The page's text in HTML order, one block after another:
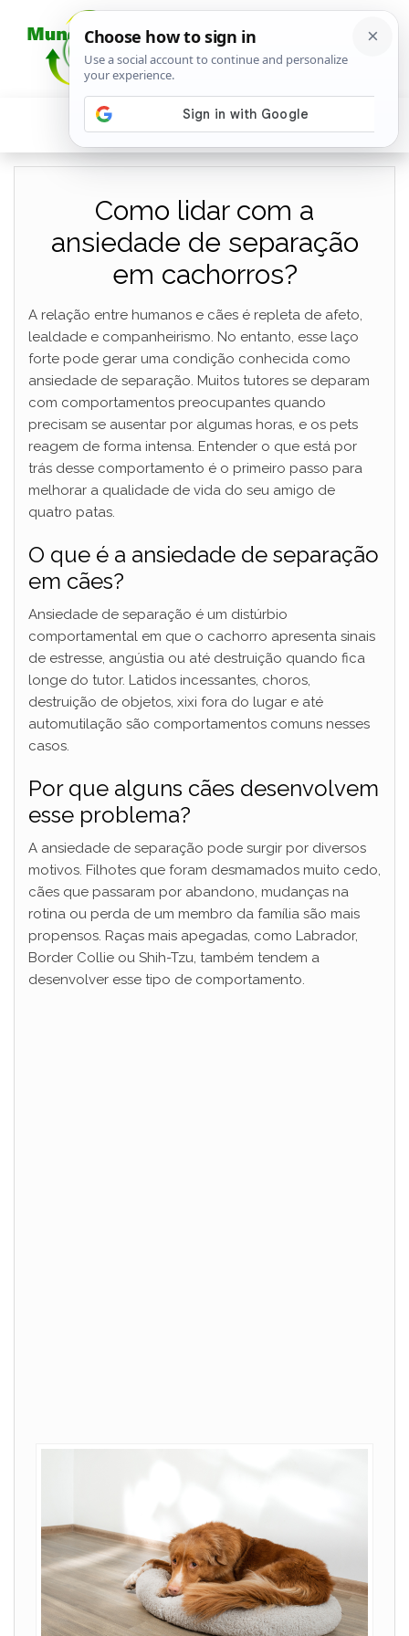
Como lidar com a
ansiedade de separação
em cachorros?
A relação entre humanos e cães é repleta de afeto,
lealdade e companheirismo. No entanto, esse laço
forte pode gerar uma condição conhecida como
ansiedade de separação. Muitos tutores se deparam
com comportamentos preocupantes quando
precisam se ausentar por algumas horas, e os pets
reagem de forma intensa. Entender o que está por
trás desse comportamento é o primeiro passo para
melhorar a qualidade de vida do seu amigo de
quatro patas.
O que é a ansiedade de separação
em cães?
Ansiedade de separação é um distúrbio
comportamental em que o cachorro apresenta sinais
de estresse, angústia ou até destruição quando fica
longe do tutor. Latidos incessantes, choros,
destruição de objetos, xixi fora do lugar e até
automutilação são comportamentos comuns nesses
casos.
Por que alguns cães desenvolvem
esse problema?
A ansiedade de separação pode surgir por diversos
motivos. Filhotes que foram desmamados muito cedo,
cães que passaram por abandono, mudanças na
rotina ou perda de um membro da família são mais
propensos. Raças mais apegadas, como Labrador,
Border Collie ou Shih-Tzu, também tendem a
desenvolver esse tipo de comportamento.